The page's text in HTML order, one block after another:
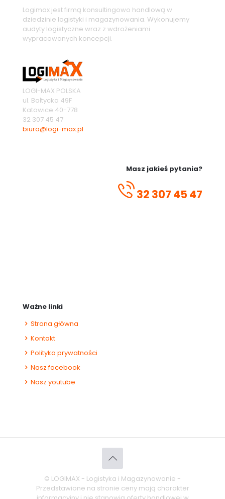
Logimax jest firmą konsultingowo handlową w
dziedzinie logistyki i magazynowania. Wykonujemy
audyty logistyczne wraz z wdrożeniami
wypracowanych koncepcji.
LOGI-MAX POLSKA
ul. Bałtycka 49F
Katowice 40-778
32 307 45 47
biuro@logi-max.pl
Masz jakieś pytania?
32 307 45 47
Ważne linki
Strona główna
Kontakt
Polityka prywatności
Nasz facebook
Nasz youtube
© LOGIMAX - Logistyka i Magazynowanie -
Przedstawione na stronie ceny mają charakter